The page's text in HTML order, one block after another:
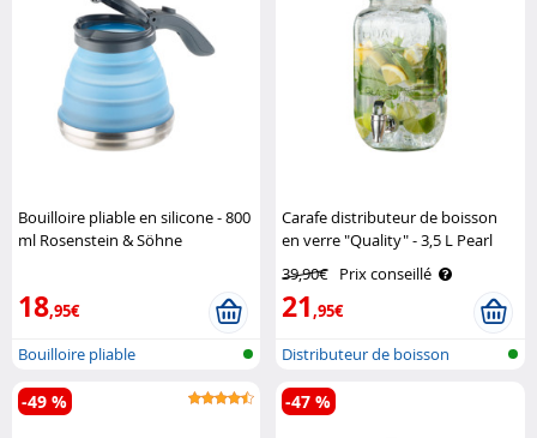
Bouilloire pliable en silicone - 800
ml Rosenstein & Söhne
18,95€
Bouilloire pliable
Carafe distributeur de boisson
en verre "Quality" - 3,5 L Pearl
39,90€ Prix conseillé
21,95€
Distributeur de boisson
-49 % -47 %